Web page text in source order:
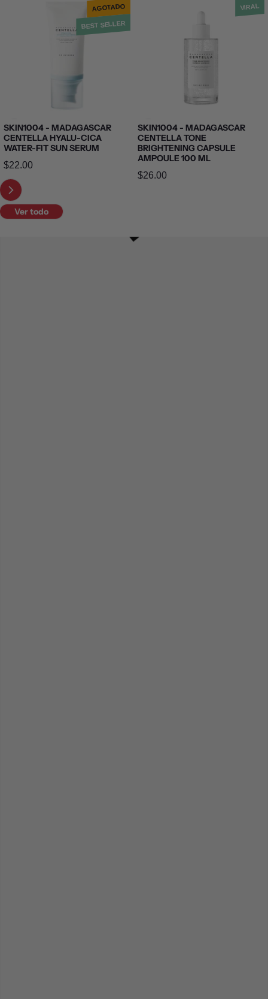
AGOTADO
BEST SELLER
SKIN1004 - MADAGASCAR
CENTELLA HYALU-CICA
WATER-FIT SUN SERUM
Precio normal
$22.00
VIRAL
SKIN1004 - MADAGASCAR
CENTELLA TONE
BRIGHTENING CAPSULE
AMPOULE 100 ML
Precio normal
$26.00
Ver todo